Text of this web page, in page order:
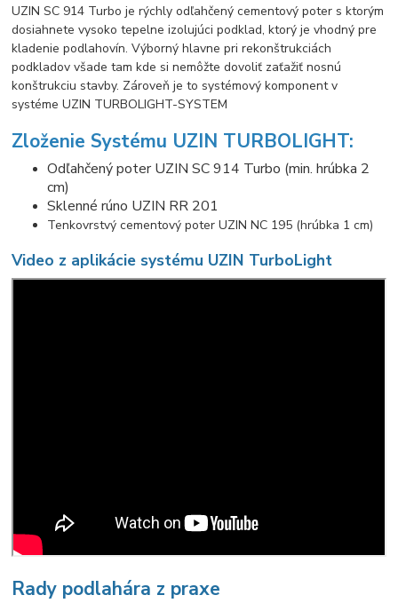
UZIN SC 914 Turbo je rýchly odľahčený cementový poter s ktorým
dosiahnete vysoko tepelne izolujúci podklad, ktorý je vhodný pre
kladenie podlahovín. Výborný hlavne pri rekonštrukciách
podkladov všade tam kde si nemôžte dovoliť zaťažiť nosnú
konštrukciu stavby. Zároveň je to systémový komponent v
systéme UZIN TURBOLIGHT-SYSTEM
Zloženie Systému UZIN TURBOLIGHT:
Odľahčený poter UZIN SC 914 Turbo (min. hrúbka 2
cm)
Sklenné rúno UZIN RR 201
Tenkovrstvý cementový poter UZIN NC 195 (hrúbka 1 cm)
Video z aplikácie systému UZIN TurboLight
Rady podlahára z praxe